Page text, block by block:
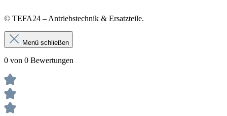
© TEFA24 – Antriebstechnik & Ersatzteile.
Menü schließen
0 von 0 Bewertungen